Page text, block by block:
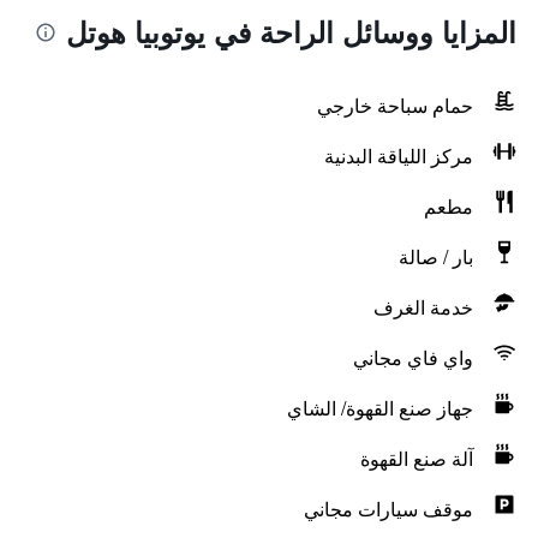
المزايا ووسائل الراحة في يوتوبيا هوتل
حمام سباحة خارجي
مركز اللياقة البدنية
مطعم
بار / صالة
خدمة الغرف
واي فاي مجاني
جهاز صنع القهوة/ الشاي
آلة صنع القهوة
موقف سيارات مجاني